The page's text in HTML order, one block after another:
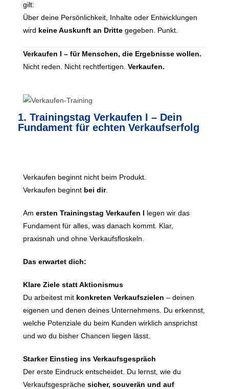
gilt:
Über deine Persönlichkeit, Inhalte oder Entwicklungen
wird keine Auskunft an Dritte gegeben. Punkt.
Verkaufen I – für Menschen, die Ergebnisse wollen.
Nicht reden. Nicht rechtfertigen. Verkaufen.
1. Trainingstag Verkaufen I – Dein
Fundament für echten Verkaufserfolg
Verkaufen beginnt nicht beim Produkt.
Verkaufen beginnt bei dir.
Am ersten Trainingstag Verkaufen I legen wir das
Fundament für alles, was danach kommt. Klar,
praxisnah und ohne Verkaufsfloskeln.
Das erwartet dich:
Klare Ziele statt Aktionismus
Du arbeitest mit konkreten Verkaufszielen – deinen
eigenen und denen deines Unternehmens. Du erkennst,
welche Potenziale du beim Kunden wirklich ansprichst
und wo du bisher Chancen liegen lässt.
Starker Einstieg ins Verkaufsgespräch
Der erste Eindruck entscheidet. Du lernst, wie du
Verkaufsgespräche sicher, souverän und auf